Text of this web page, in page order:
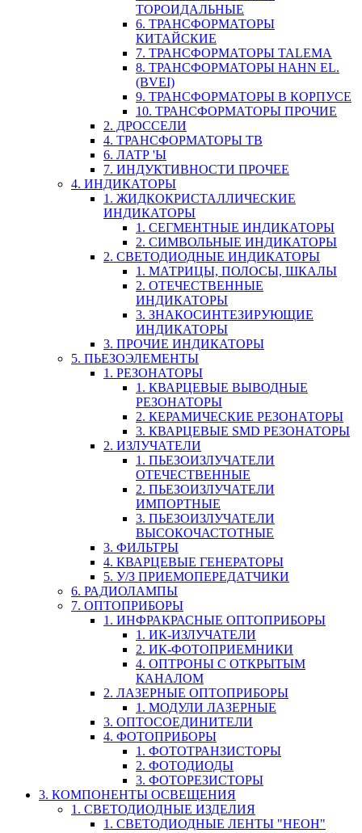
ТОРОИДАЛЬНЫЕ
6. ТРАНСФОРМАТОРЫ
КИТАЙСКИЕ
7. ТРАНСФОРМАТОРЫ TALEMA
8. ТРАНСФОРМАТОРЫ HAHN EL.
(BVEI)
9. ТРАНСФОРМАТОРЫ В КОРПУСЕ
10. ТРАНСФОРМАТОРЫ ПРОЧИЕ
2. ДРОССЕЛИ
4. ТРАНСФОРМАТОРЫ ТВ
6. ЛАТР 'Ы
7. ИНДУКТИВНОСТИ ПРОЧЕЕ
4. ИНДИКАТОРЫ
1. ЖИДКОКРИСТАЛЛИЧЕСКИЕ
ИНДИКАТОРЫ
1. СЕГМЕНТНЫЕ ИНДИКАТОРЫ
2. СИМВОЛЬНЫЕ ИНДИКАТОРЫ
2. СВЕТОДИОДНЫЕ ИНДИКАТОРЫ
1. МАТРИЦЫ, ПОЛОСЫ, ШКАЛЫ
2. ОТЕЧЕСТВЕННЫЕ
ИНДИКАТОРЫ
3. ЗНАКОСИНТЕЗИРУЮЩИЕ
ИНДИКАТОРЫ
3. ПРОЧИЕ ИНДИКАТОРЫ
5. ПЬЕЗОЭЛЕМЕНТЫ
1. РЕЗОНАТОРЫ
1. КВАРЦЕВЫЕ ВЫВОДНЫЕ
РЕЗОНАТОРЫ
2. КЕРАМИЧЕСКИЕ РЕЗОНАТОРЫ
3. КВАРЦЕВЫЕ SMD РЕЗОНАТОРЫ
2. ИЗЛУЧАТЕЛИ
1. ПЬЕЗОИЗЛУЧАТЕЛИ
ОТЕЧЕСТВЕННЫЕ
2. ПЬЕЗОИЗЛУЧАТЕЛИ
ИМПОРТНЫЕ
3. ПЬЕЗОИЗЛУЧАТЕЛИ
ВЫСОКОЧАСТОТНЫЕ
3. ФИЛЬТРЫ
4. КВАРЦЕВЫЕ ГЕНЕРАТОРЫ
5. У/З ПРИЕМОПЕРЕДАТЧИКИ
6. РАДИОЛАМПЫ
7. ОПТОПРИБОРЫ
1. ИНФРАКРАСНЫЕ ОПТОПРИБОРЫ
1. ИК-ИЗЛУЧАТЕЛИ
2. ИК-ФОТОПРИЕМНИКИ
4. ОПТРОНЫ С ОТКРЫТЫМ
КАНАЛОМ
2. ЛАЗЕРНЫЕ ОПТОПРИБОРЫ
1. МОДУЛИ ЛАЗЕРНЫЕ
3. ОПТОСОЕДИНИТЕЛИ
4. ФОТОПРИБОРЫ
1. ФОТОТРАНЗИСТОРЫ
2. ФОТОДИОДЫ
3. ФОТОРЕЗИСТОРЫ
3. КОМПОНЕНТЫ ОСВЕЩЕНИЯ
1. СВЕТОДИОДНЫЕ ИЗДЕЛИЯ
1. СВЕТОДИОДНЫЕ ЛЕНТЫ "НЕОН"